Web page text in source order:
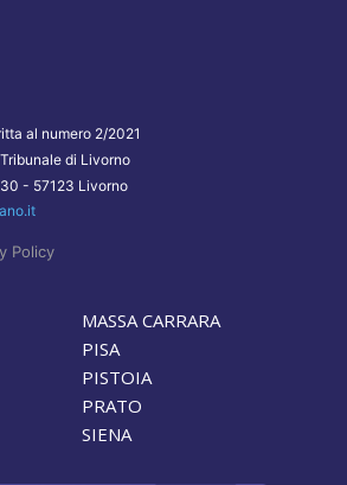
al numero 2/2021
di Livorno
- 57123 Livorno
Policy
MASSA CARRARA
PISA
PISTOIA
PRATO
SIENA